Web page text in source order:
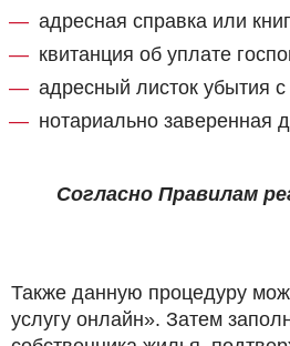
адресная справка или
квитанция об уплате
адресный листок убытия
нотариально заверенная
Согласно Правилам
Также данную процедуру
услугу онлайн». Затем